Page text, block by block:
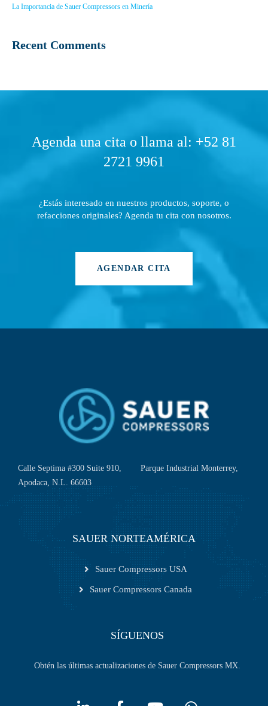
La Importancia de Sauer Compressors en Minería
Recent Comments
Agenda una cita o llama al: +52 81
2721 9961
¿Estás interesado en nuestros productos, soporte, o
refacciones originales? Agenda tu cita con nosotros.
AGENDAR CITA
Calle Septima #300 Suite 910, Parque Industrial Monterrey,
Apodaca, N.L. 66603
SAUER NORTEAMÉRICA
Sauer Compressors USA
Sauer Compressors Canada
SÍGUENOS
Obtén las últimas actualizaciones de Sauer Compressors MX.